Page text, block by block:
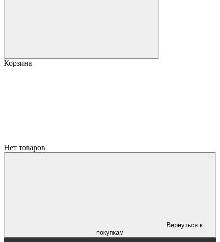
Корзина
Нет товаров
Вернуться к
покупкам